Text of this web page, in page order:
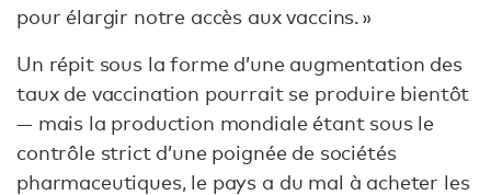
pour élargir notre accès aux vaccins. »
Un répit sous la forme d’une augmentation des
taux de vaccination pourrait se produire bientôt
— mais la production mondiale étant sous le
contrôle strict d’une poignée de sociétés
pharmaceutiques, le pays a du mal à acheter les